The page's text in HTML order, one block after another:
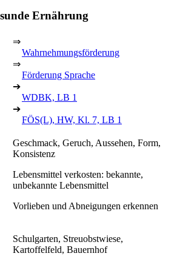
Ernährung
⇒
Wahrnehmungsförderung
⇒
Förderung Sprache
➔
WDBK, LB 1
➔
FÖS(L), HW, Kl. 7, LB 1
Geschmack, Geruch, Aussehen, Form,
Konsistenz
Lebensmittel verkosten: bekannte,
unbekannte Lebensmittel
Vorlieben und Abneigungen erkennen
Schulgarten, Streuobstwiese,
Kartoffelfeld, Bauernhof